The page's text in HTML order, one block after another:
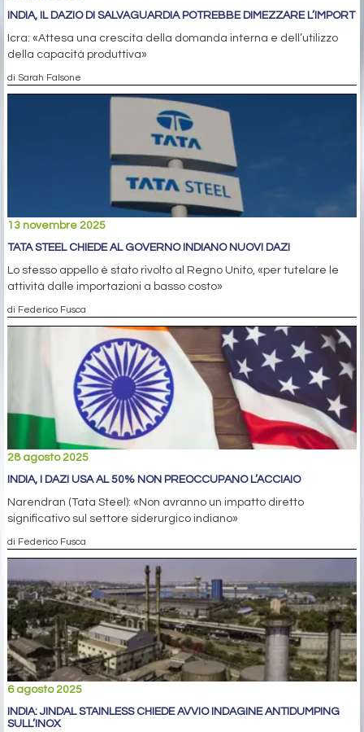
INDIA, IL DAZIO DI SALVAGUARDIA POTREBBE DIMEZZARE L’IMPORT
Icra: «Attesa una crescita della domanda interna e dell’utilizzo
della capacità produttiva»
di Sarah Falsone
13 novembre 2025
TATA STEEL CHIEDE AL GOVERNO INDIANO NUOVI DAZI
Lo stesso appello è stato rivolto al Regno Unito, «per tutelare le
attività dalle importazioni a basso costo»
di Federico Fusca
28 agosto 2025
INDIA, I DAZI USA AL 50% NON PREOCCUPANO L’ACCIAIO
Narendran (Tata Steel): «Non avranno un impatto diretto
significativo sul settore siderurgico indiano»
di Federico Fusca
6 agosto 2025
INDIA: JINDAL STAINLESS CHIEDE AVVIO INDAGINE ANTIDUMPING
SULL’INOX